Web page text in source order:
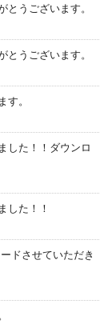
とうございます。
とうございます。
す。
した！！ダウンロ
した！！
ドさせていただき